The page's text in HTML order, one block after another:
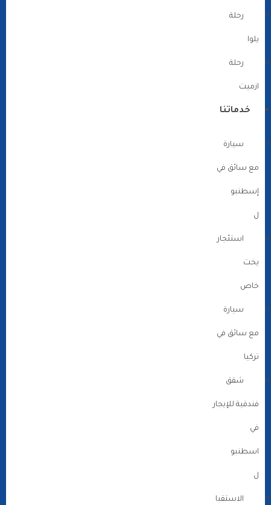
رحلة
يلوا
رحلة
ازميت
خدماتنا
سيارة
مع سائق في
إسطنبو
ل
استئجار
يخت
خاص
سيارة
مع سائق في
تركيا
شقق
فندقية للإيجار
في
اسطنبو
ل
الاستقبا